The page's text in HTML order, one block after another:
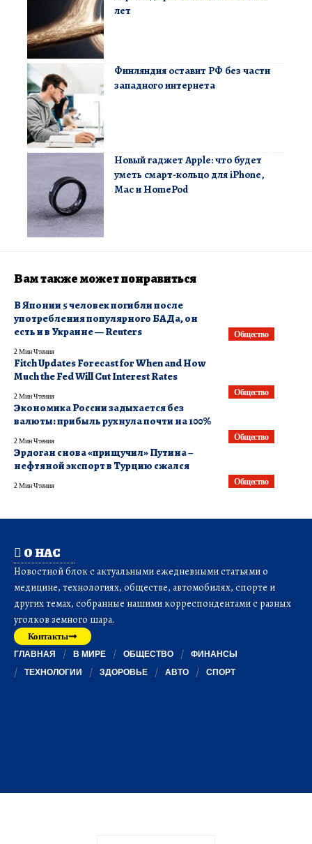
лет
Финляндия оставит РФ без части
западного интернета
Новый гаджет Apple: что будет
уметь смарт-кольцо для iPhone,
Mac и HomePod
Вам также может понравиться
Общество
​В Японии 5 человек погибли после
употребления популярного БАДа, он
есть и в Украине — Reuters
2 Мин Чтения
Общество
Fitch Updates Forecast for When and How
Much the Fed Will Cut Interest Rates
2 Мин Чтения
Общество
Экономика России задыхается без
валюты: прибыль рухнула почти на 100%
2 Мин Чтения
Общество
Эрдоган снова «прищучил» Путина –
нефтяной экспорт в Турцию сжался
2 Мин Чтения
О НАС
Новостной блок с актуальными ежедневными статьями о
медицине, технологиях, обществе, автомобилях, спорте и
других темах, собранные нашими корреспондентами с разных
уголков земного шара.
Контакты
ГЛАВНАЯ В МИРЕ ОБЩЕСТВО
ФИНАНСЫ
ТЕХНОЛОГИИ
ЗДОРОВЬЕ АВТО СПОРТ